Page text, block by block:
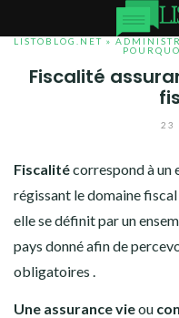
AllerLISTOBLOG.NET »
Fiscalité
23
Fiscalitécorrespond à un
régissant le domaine fiscal
elle se définit par un
pays donné afin de
obligatoires .
Une assurance vieou